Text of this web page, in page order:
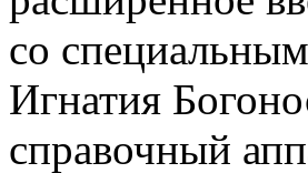
со
Игнатия
справочный